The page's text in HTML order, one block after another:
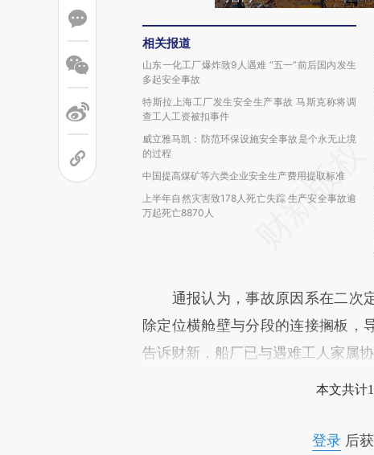
相关报道
山东一化工厂爆炸致9人遇难 “五一”前后国内发生
多起安全事故
特斯拉上海工厂发生安全生产事故 马斯克称将调
查工人工资被扣事件
威立雅马凯：防范环保设施安全事故是个永无止境
的过程
中国提高煤矿等六类企业安全生产费用提取标准
上半年自然灾害致178人死亡失踪 生产安全事故逾
万起死亡8870人
通报认为，事故原因系在二次定
除定位横舱壁与分段的连接搁板，
告诉财新，船厂已与遇难工人家属
本文共计
登录后获